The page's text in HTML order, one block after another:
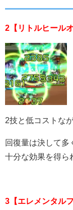
2【リトルヒールオ
2技と低コストな
回復量は決して多
十分な効果を得ら
3【エレメンタル